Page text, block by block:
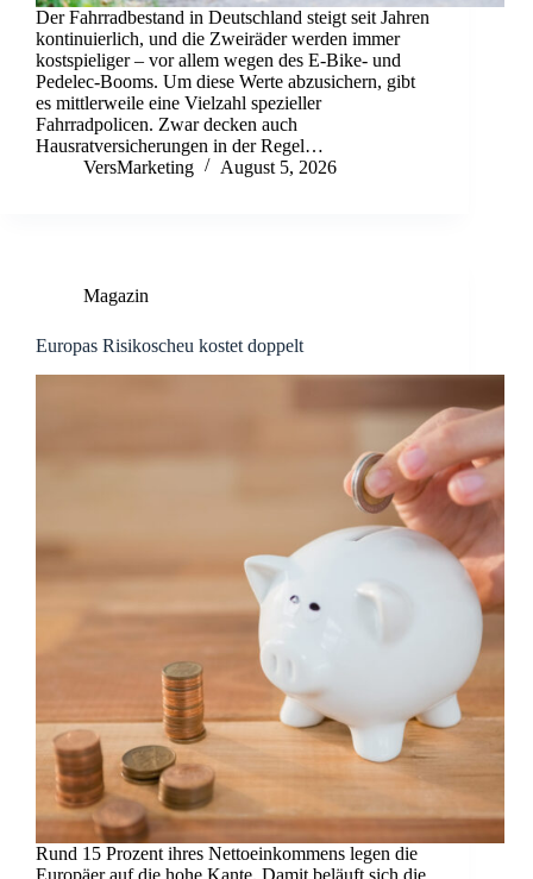
Der Fahrradbestand in Deutschland steigt seit Jahren
kontinuierlich, und die Zweiräder werden immer
kostspieliger – vor allem wegen des E-Bike- und
Pedelec-Booms. Um diese Werte abzusichern, gibt
es mittlerweile eine Vielzahl spezieller
Fahrradpolicen. Zwar decken auch
Hausratversicherungen in der Regel…
VersMarketing
August 5, 2026
Magazin
Europas Risikoscheu kostet doppelt
Rund 15 Prozent ihres Nettoeinkommens legen die
Europäer auf die hohe Kante. Damit beläuft sich die